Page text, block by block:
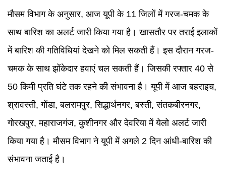
मौसम विभाग के अनुसार, आज यूपी के 11 जिलों में गरज-चमक के
साथ बारिश का अलर्ट जारी किया गया है। खासतौर पर तराई इलाकों
में बारिश की गतिविधियां देखने को मिल सकती हैं। इस दौरान गरज-
चमक के साथ झोंकेदार हवाएं चल सकती हैं। जिसकी रफ्तार 40 से
50 किमी प्रति घंटे तक रहने की संभावना है। यूपी में आज बहराइच,
श्रावस्ती, गोंडा, बलरामपुर, सिद्धार्थनगर, बस्ती, संतकबीरनगर,
गोरखपुर, महाराजगंज, कुशीनगर और देवरिया में येलो अलर्ट जारी
किया गया है। मौसम विभाग ने यूपी में अगले 2 दिन आंधी-बारिश की
संभावना जताई है।